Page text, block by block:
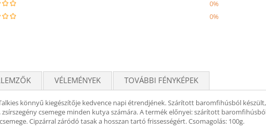
0%
0%
VÉLEMÉNYEK TOVÁBBI FÉNYKÉPEK
könnyű kiegészítője kedvence napi étrendjének. Szárított baromfihúsból
csemege minden kutya számára. A termék előnyei: szárított
Cipzárral záródó tasak a hosszan tartó frissességért. Csomagolás: 100g.